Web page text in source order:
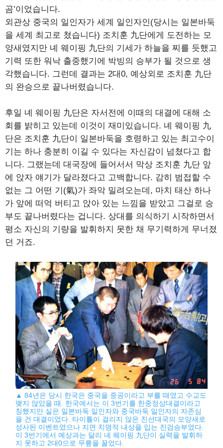
곰’이었습니다.
외관상 중국의 일인자가 세계 일인자인(당시는 일본바둑
을 세계 최고로 쳤습니다) 조치훈 九단에게 도전하는 모
양새였지만 녜 웨이핑 九단의 기세가 하늘을 찌를 듯했고
기력 또한 워낙 출중했기에 박빙의 승부가 될 것으로 생
각했습니다. 그런데 결과는 2대0, 예상외로 조치훈 九단
의 완승으로 끝나버렸습니다.
후일 녜 웨이핑 九단은 자서전에 이때의 대결에 대해 소
회를 밝히고 있는데 이것이 재미있습니다. 녜 웨이핑 九
단은 조치훈 九단이 일본바둑을 호령하고 있는 최고수이
기는 하나 충분히 이길 수 있다는 자신감이 넘쳤다고 합
니다. 그랬는데 대국장에 들어서서 막상 조치훈 九단 앞
에 앉자 얘기가 달라졌다고 고백합니다. 감히 범접할 수
없는 그 어떤 기(氣)가 좌악 밀려오는데, 마치 태산 하나
가 앞에 떠억 버티고 앉아 있는 느낌을 받았고 그걸로 승
부도 끝나버렸다는 겁니다. 상대를 의식하기 시작하면서
평소 자신의 기량을 발휘하지 못한 채 무기력하게 무너졌
던 거죠.
▲ 84년은 당시 한국은 중국을 중공이라고 부를 때였고 수교도
맺지 않았을 때. 한국에서는 이 3번기를 한중정상대결이라고
칭했지만 실은 일본바둑 일인자와 중국바둑 일인자의 자존심
을 건 대결이었다. 타이틀이 걸리지 않은 친선대국의 모양새로
성사된 이벤트였으나 지면 치명적 내상을 입는 진검승부였다.
이 3번기에서 예상과는 달리 녜 웨이핑 九단이 실력을 발휘하
지 못하고 2대0으로 무릎을 꿇었다.